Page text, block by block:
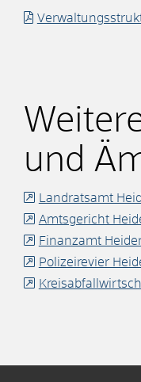
und
Landratsamt
Amtsgericht
Finanzamt
Polizeirevier